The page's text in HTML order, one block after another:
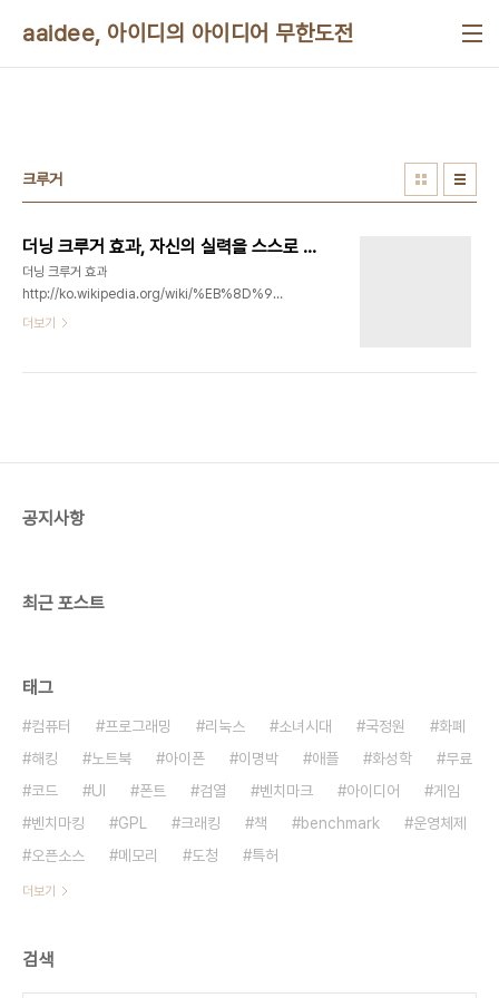
aaidee, 아이디의 아이디어 무한도전
크루거
더닝 크루거 효과, 자신의 실력을 스스로 평가하는 능력과 실제 실력의 차이
더닝 크루거 효과
http://ko.wikipedia.org/wiki/
"더닝 크루거 효과(Dunning–Kruger effect)는
서 기인한 반면, 능력이 있는 사람의 착오는 다른 사
더보기
공지사항
최근 포스트
태그
컴퓨터 프로그래밍 리눅스 소녀시대 국정원
화폐
해킹
노트북 아이폰 이명박 애플 화성학
무료
코드
UI 폰트 검열 벤치마크 아이디어
게임
벤치마킹
GPL 크래킹 책 benchmark
운영체제
오픈소스
메모리 도청 특허
더보기
검색